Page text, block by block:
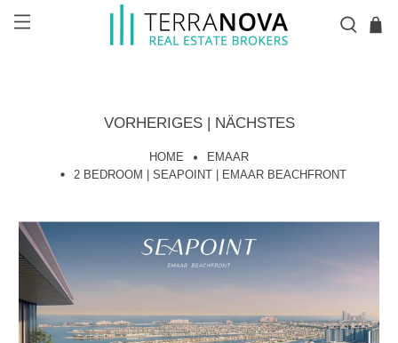
HOME
EMAAR
2 BEDROOM | SEAPOINT | EMAAR BEACHFRONT
VORHERIGES | NÄCHSTES